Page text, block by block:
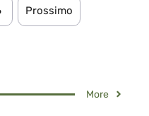
Prossimo
More